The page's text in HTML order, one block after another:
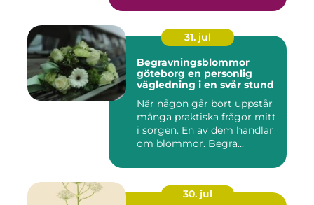
31. jul
Begravningsblommor
göteborg en personlig
vägledning i en svår stund
När någon går bort uppstår
många praktiska frågor mitt
i sorgen. En av dem handlar
om blommor. Begra...
30. jul